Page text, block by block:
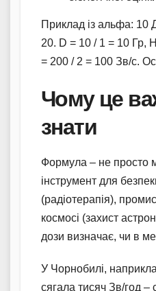
Приклад із альфа: 10
20. D = 10 / 1 = 10 Гр,
= 200 / 2 = 100 Зв/с.
Чому це
знати
Формула – не просто
інструмент для
(радіотерапія),
космосі (захист
дози визначає, чи в
У Чорнобилі,
сягала тисяч Зв/год –